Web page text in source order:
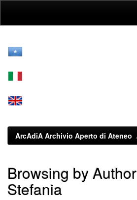
ArcAdiA Archivio Aperto di Ateneo
Browsing by Author
Stefania